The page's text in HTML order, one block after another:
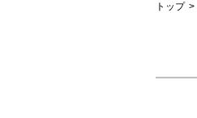
トップ